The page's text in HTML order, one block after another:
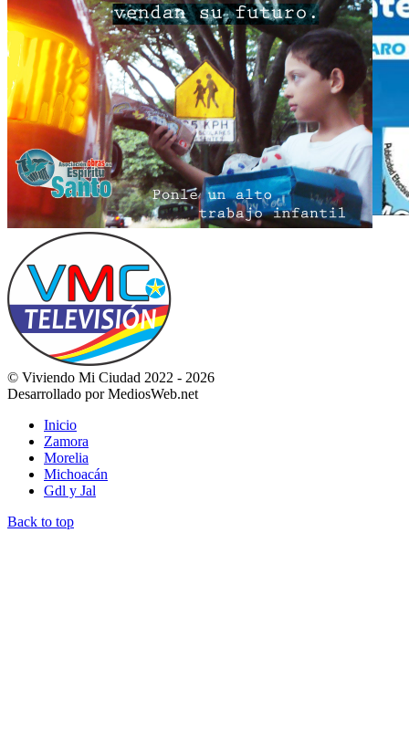
© Viviendo Mi Ciudad 2022 - 2026
Desarrollado por MediosWeb.net
Inicio
Zamora
Morelia
Michoacán
Gdl y Jal
Back to top